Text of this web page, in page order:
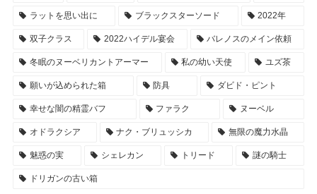
ラットを思い出に ブラックスターソード 2022年
双子クラス 2022ハイデル宴会 バレノスのメイン依頼
冬眠のヌーベリカントアーマー 私の幼い天使 ユズ茶
願いが込められた箱 防具 ダビド・ピント
幸せな闇の精霊バフ ファラク ヌーベル
オドラクシア ナク・ブリュッシカ 無限の魔力水晶
魅惑の実 シェレカン トリード 謎の騎士
ドリガンの古い箱